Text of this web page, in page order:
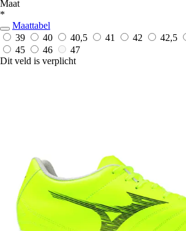
Maat
*
Maattabel
39
40 40,5 41 42 42,5
45
46
47
Dit veld is verplicht